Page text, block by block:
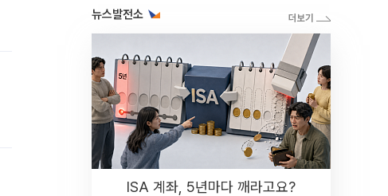
뉴스발전소
ISA 계좌, 5년마다 깨라고요?